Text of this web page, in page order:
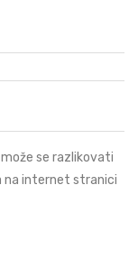
se razlikovati
na internet stranici